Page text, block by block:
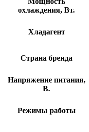
охлаждения, Вт.
Хладагент
Страна бренда
Напряжение питания,
В.
Режимы работы